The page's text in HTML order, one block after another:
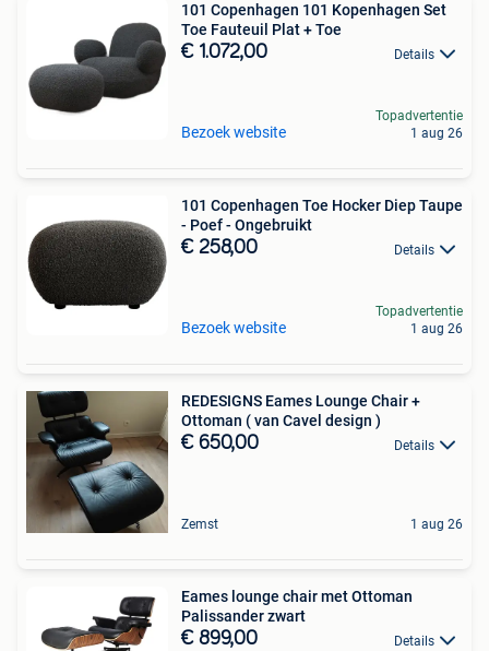
101 Copenhagen 101 Kopenhagen Set
Toe Fauteuil Plat + Toe
€ 1.072,00 Details
Bezoek website
Topadvertentie
1 aug 26
101 Copenhagen Toe Hocker Diep Taupe
- Poef - Ongebruikt
€ 258,00 Details
Bezoek website
Topadvertentie
1 aug 26
REDESIGNS Eames Lounge Chair +
Ottoman ( van Cavel design )
€ 650,00 Details
Zemst 1 aug 26
Eames lounge chair met Ottoman
Palissander zwart
€ 899,00 Details